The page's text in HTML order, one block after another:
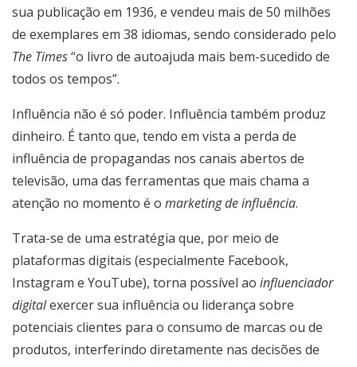
sua publicação em 1936, e vendeu mais de 50 milhões
de exemplares em 38 idiomas, sendo considerado pelo
The Times“o livro de autoajuda mais bem-sucedido de
todos os tempos”.
Influência não é só poder. Influência também produz
dinheiro. É tanto que, tendo em vista a perda de
influência de propagandas nos canais abertos de
televisão, uma das ferramentas que mais chama a
atenção no momento é o marketing de influência.
Trata-se de uma estratégia que, por meio de
plataformas digitais (especialmente Facebook,
Instagram e YouTube), torna possível ao influenciador
digitalexercer sua influência ou liderança sobre
potenciais clientes para o consumo de marcas ou de
produtos, interferindo diretamente nas decisões de